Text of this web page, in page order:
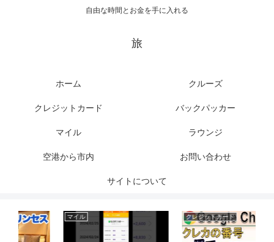
自由な時間とお金を手に入れる
旅
ホーム クルーズ
クレジットカード バックパッカー
マイル ラウンジ
空港から市内 お問い合わせ
サイトについて
マイル クレジットカード